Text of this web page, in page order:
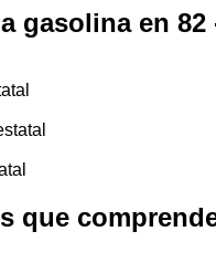
gasolina en 82
que